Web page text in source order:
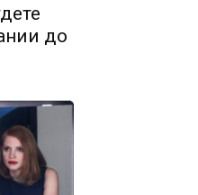
до